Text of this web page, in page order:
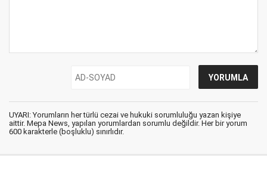
UYARI: Yorumların her türlü cezai ve hukuki sorumluluğu yazan kişiye
aittir. Mepa News, yapılan yorumlardan sorumlu değildir. Her bir yorum
600 karakterle (boşluklu) sınırlıdır.